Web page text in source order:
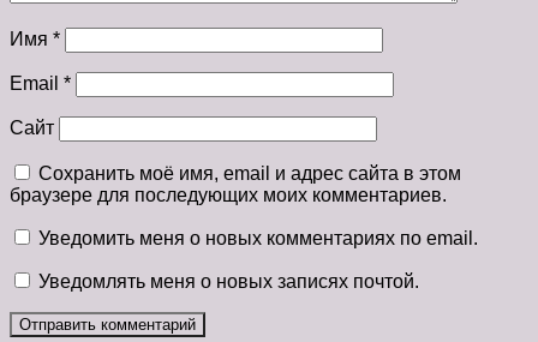
Имя *
Email *
Сайт
Сохранить моё имя, email и адрес сайта в этом
браузере для последующих моих комментариев.
Уведомить меня о новых комментариях по email.
Уведомлять меня о новых записях почтой.